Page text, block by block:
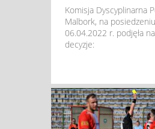
Komisja Dyscyplinarna
Malbork, na
06.04.2022 r. podjęła
decyzje: